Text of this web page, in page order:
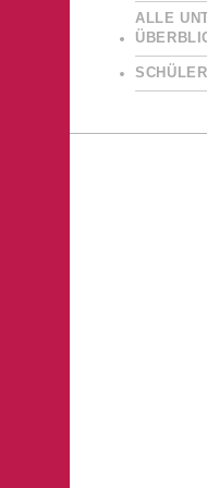
ALLE